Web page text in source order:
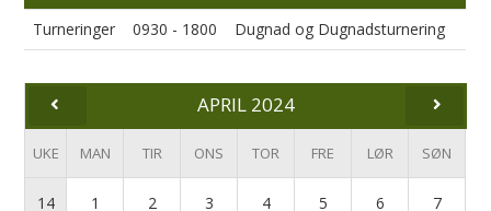
Turneringer
0930 - 1800 Dugnad og Dugnadsturnering
APRIL 2024
UKE MAN TIR ONS TOR FRE LØR SØN
14 1 2 3 4 5 6 7